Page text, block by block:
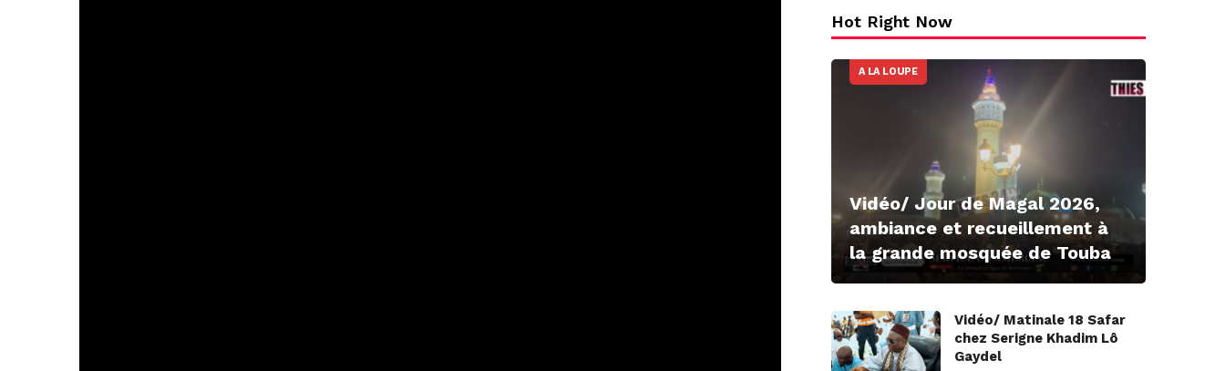
Hot Right Now
A LA LOUPE
Vidéo/ Jour de Magal 2026,
ambiance et recueillement à
la grande mosquée de Touba
Vidéo/ Matinale 18 Safar
chez Serigne Khadim Lô
Gaydel